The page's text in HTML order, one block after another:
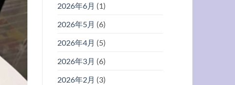
2026年6月 (1)
2026年5月 (6)
2026年4月 (5)
2026年3月 (6)
2026年2月 (3)